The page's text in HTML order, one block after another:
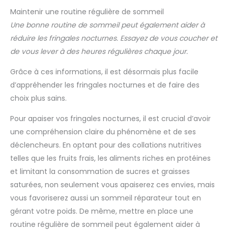
Maintenir une routine régulière de sommeil
Une bonne routine de sommeil peut également aider à
réduire les fringales nocturnes. Essayez de vous coucher et
de vous lever à des heures régulières chaque jour.
Grâce à ces informations, il est désormais plus facile
d’appréhender les fringales nocturnes et de faire des
choix plus sains.
Pour apaiser vos fringales nocturnes, il est crucial d’avoir
une compréhension claire du phénomène et de ses
déclencheurs. En optant pour des collations nutritives
telles que les fruits frais, les aliments riches en protéines
et limitant la consommation de sucres et graisses
saturées, non seulement vous apaiserez ces envies, mais
vous favoriserez aussi un sommeil réparateur tout en
gérant votre poids. De même, mettre en place une
routine régulière de sommeil peut également aider à